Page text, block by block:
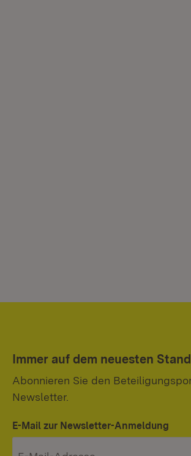
Immer auf dem neuesten Stand
Abonnieren Sie den
Newsletter.
E-Mail zur Newsletter-Anmeldung